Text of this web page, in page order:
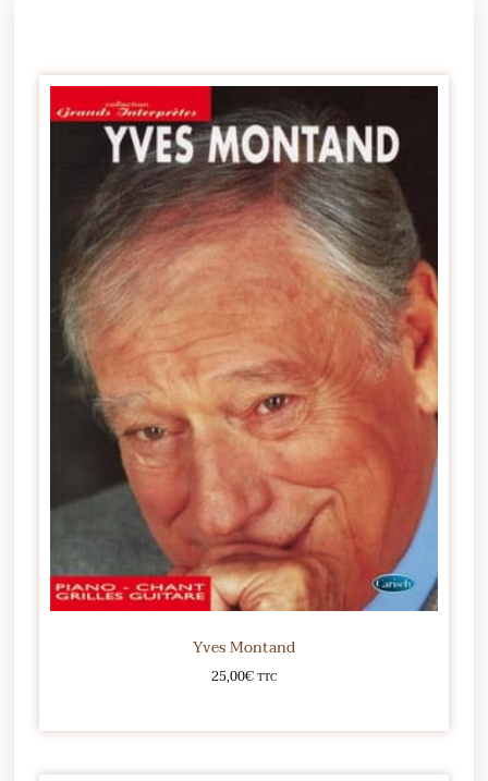
Yves Montand
25,00€TTC